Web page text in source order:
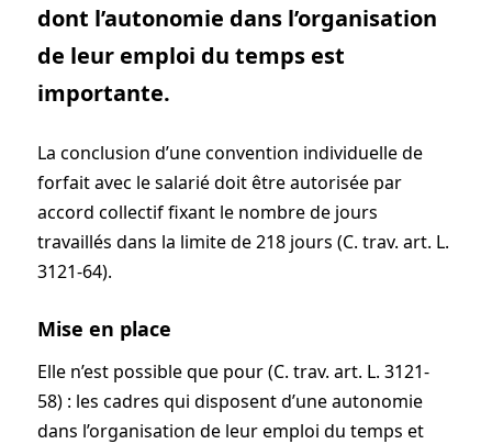
dont l’autonomie dans l’organisation
de leur emploi du temps est
importante.
La conclusion d’une convention individuelle de
forfait avec le salarié doit être autorisée par
accord collectif fixant le nombre de jours
travaillés dans la limite de 218 jours (C. trav. art. L.
3121-64).
Mise en place
Elle n’est possible que pour (C. trav. art. L. 3121-
58) : les cadres qui disposent d’une autonomie
dans l’organisation de leur emploi du temps et